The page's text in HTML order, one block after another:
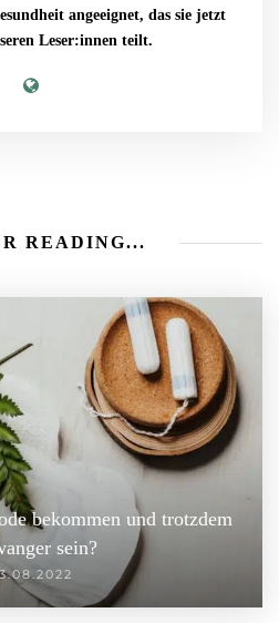
angeeignet, das sie jetzt
Leser:innen teilt.
READING...
bekommen und trotzdem
sein?